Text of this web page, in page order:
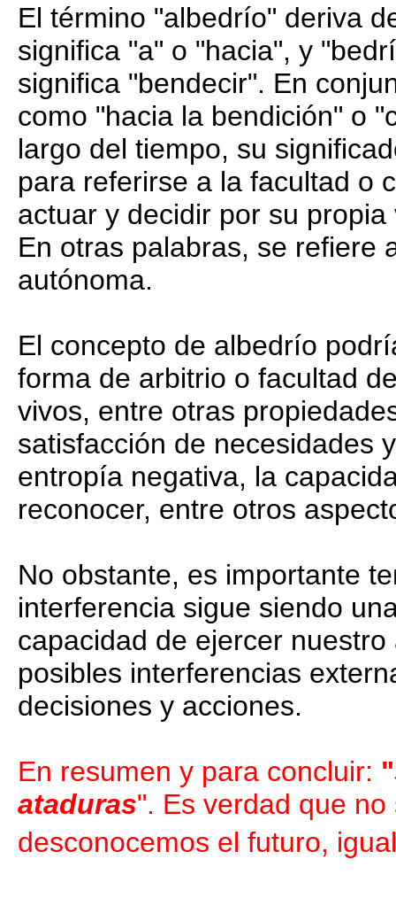
El término "albedrío" deriva
significa "a" o "hacia", y
significa "bendecir". En
como "hacia la bendición" o
largo del tiempo, su
para referirse a la facultad o
actuar y decidir por su
En otras palabras, se refiere
autónoma.
El concepto de albedrío
forma de arbitrio o facultad
vivos, entre otras
satisfacción de necesidades
entropía negativa, la
reconocer, entre otros
No obstante, es importante
interferencia sigue siendo
capacidad de ejercer
posibles interferencias
decisiones y acciones.
En resumen y para concluir: "
ataduras". Es verdad que
desconocemos el futuro,